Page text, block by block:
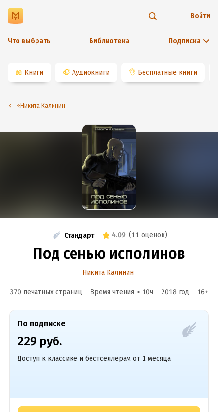
Что выбрать Библиотека Подписка
Войти
📖 Книги 🎧 Аудиокниги 👌 Бесплатные книги
⭐️Никита Калинин
Стандарт 4.09 (11 оценок)
Под сенью исполинов
Никита Калинин
370 печатных страниц Время чтения ≈ 10ч 2018 год 16+
По подписке
229 руб.
Доступ к классике и бестселлерам от 1 месяца